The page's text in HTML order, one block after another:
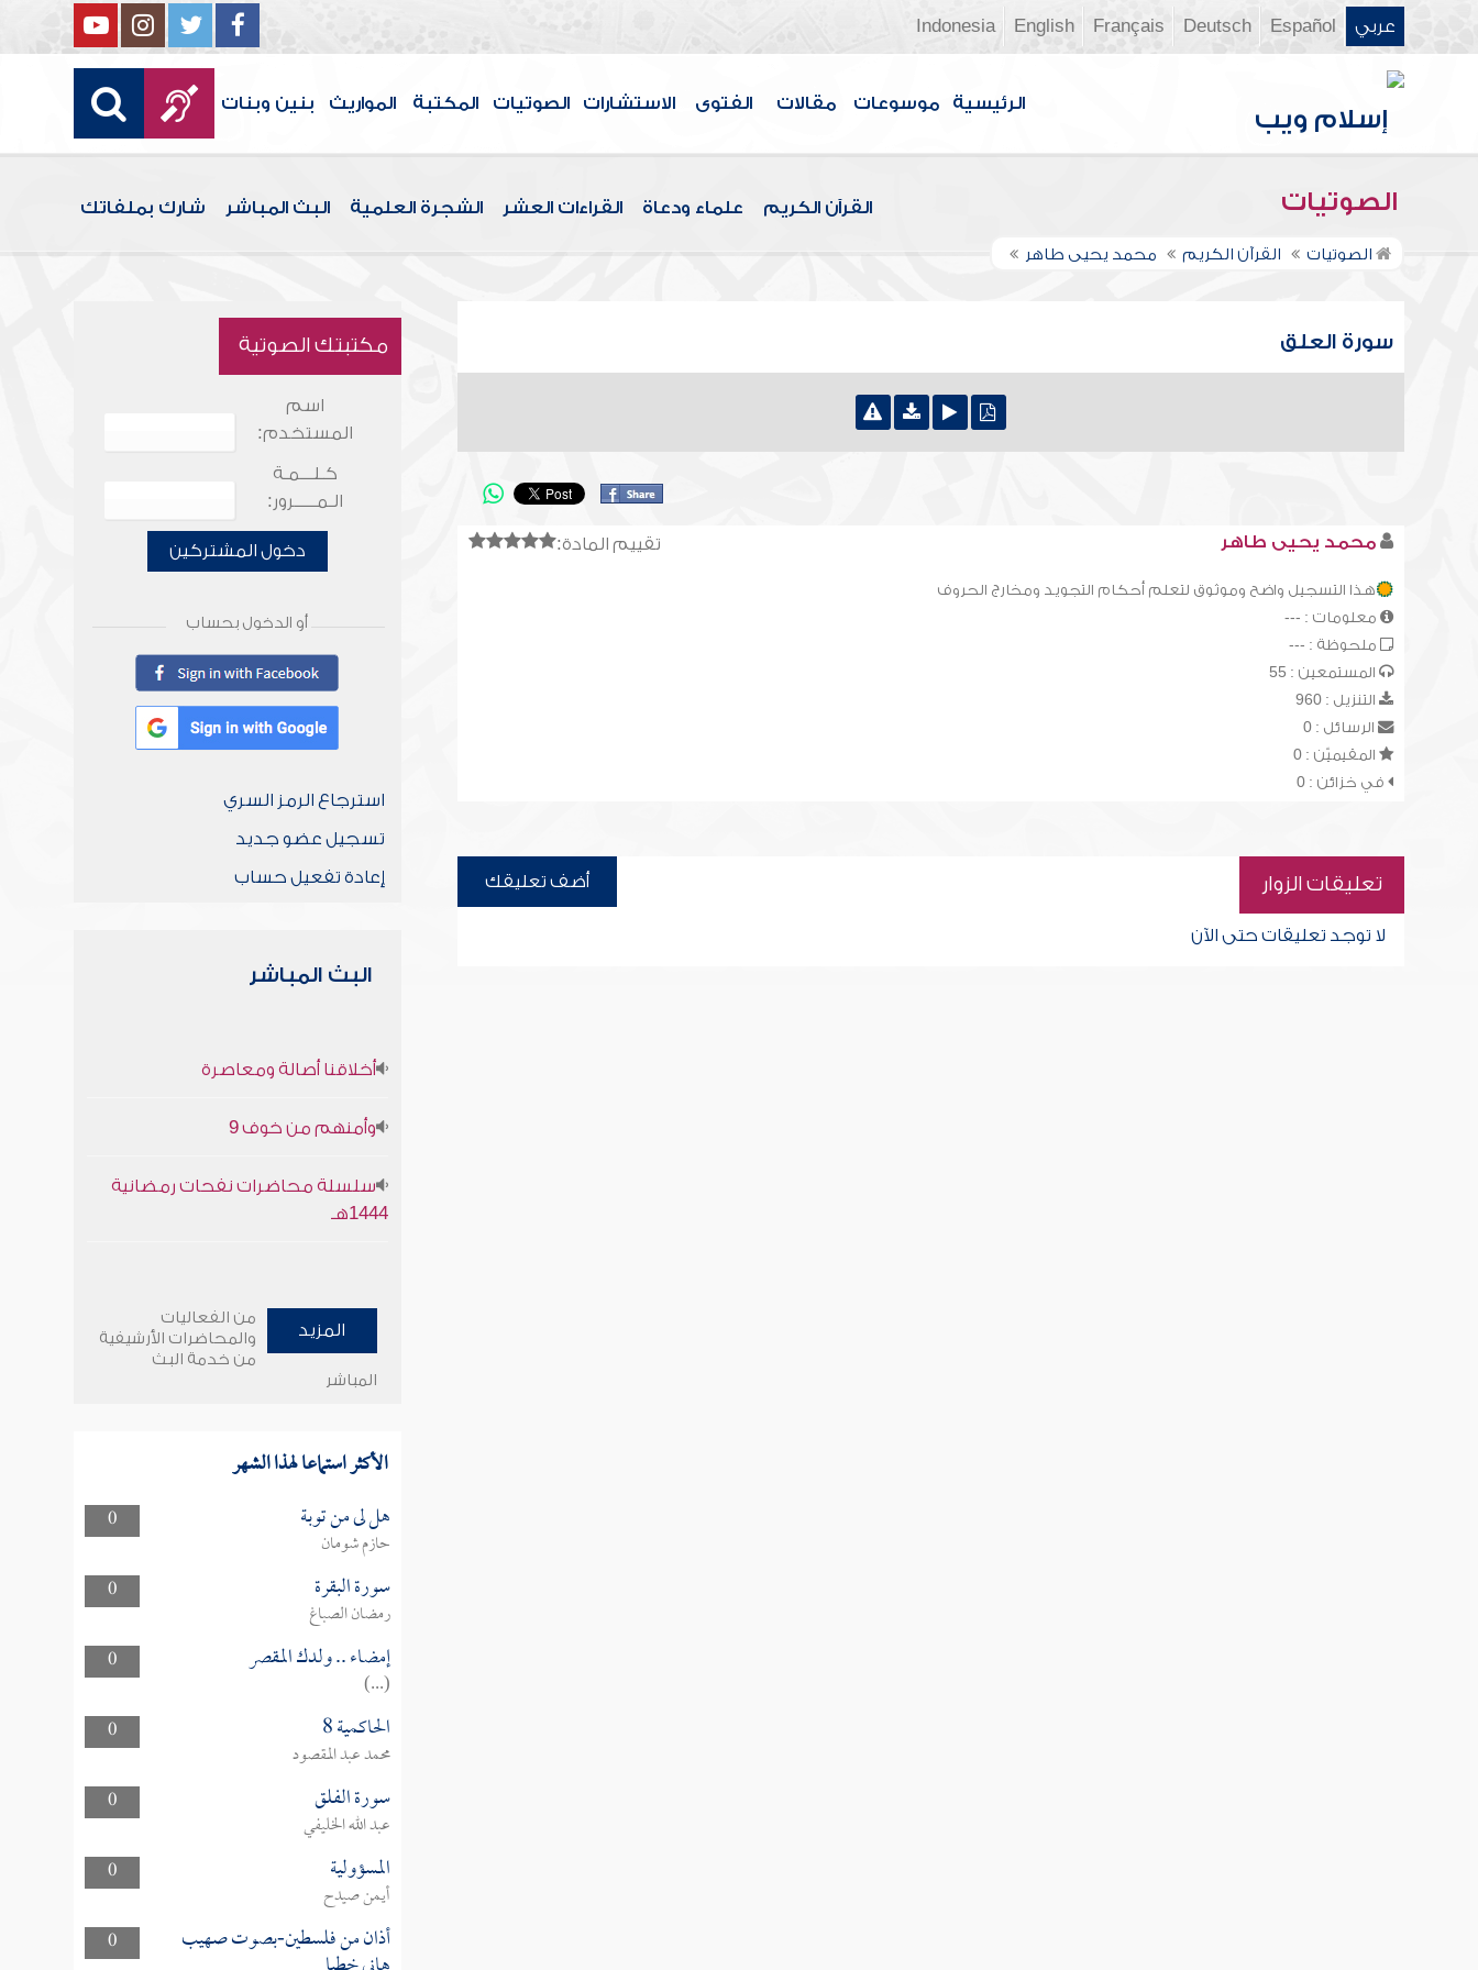
عربي Español
Deutsch
Français
English
Indonesia
الرئيسية موسوعات مقالات الفتوى الاستشارات الصوتيات المكتبة المواريث بنين وبنات
الصوتيات القرآن الكريم علماء ودعاة القراءات العشر الشجرة العلمية البث المباشر شارك بملفاتك
الصوتيات القرآن الكريم محمد يحيى طاهر
سورة العلق
تقييم المادة: محمد يحيى طاهر
هذا التسجيل واضح وموثوق لتعلم أحكام التجويد ومخارج الحروف
معلومات : ---
ملحوظة : ---
المستمعين : 55
التنزيل : 960
الرسائل : 0
المقيميّن : 0
في خزائن : 0
تعليقات الزوار أضف تعليقك
لا توجد تعليقات حتى الآن
مكتبتك الصوتية
اسم
المستخدم:
كـلـــمـة
الـمـــــرور:
دخول المشتركين
أو الدخول بحساب
استرجاع الرمز السري
تسجيل عضو جديد
إعادة تفعيل حساب
البث المباشر
أخلاقنا أصالة ومعاصرة
وأمنهم من خوف 9
سلسلة محاضرات نفحات رمضانية
1444هـ
المزيد
من الفعاليات
والمحاضرات الأرشيفية
من خدمة البث
المباشر
الأكثر استماعا لهذا الشهر
0 هل لى من توبة
حازم شومان
0
سورة البقرة
رمضان الصباغ
0
إمضاء .. ولدك المقصر
(...)
0
الحاكمية 8
محمد عبد المقصود
0
سورة الفلق
عبد الله الخليفي
0
المسؤولية
أيمن صيدح
0
أذان من فلسطين-بصوت صهيب